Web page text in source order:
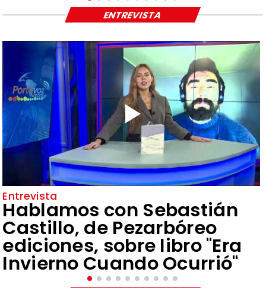
Entrevista
Hablamos con Sebastián
Castillo, de Pezarbóreo
ediciones, sobre libro "Era
Invierno Cuando Ocurrió"
ENTREVISTA